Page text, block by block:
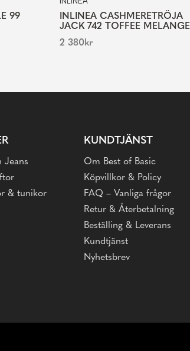
99
INLINEA CASHMERETRÖJA
JACK 742 TOFFEE MELANGE
2 380kr
Jeans
& tunikor
KUNDTJÄNST
Om Best of Basic
Köpvillkor & Policy
FAQ – Vanliga frågor
Retur & Återbetalning
Beställing & Leverans
Kundtjänst
Nyhetsbrev